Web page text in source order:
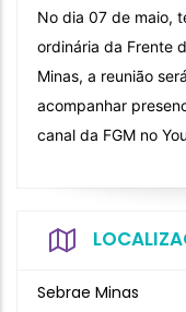
No dia 07 de maio,
ordinária da Frente
Minas, a reunião
acompanhar
canal da FGM no
Sebrae Minas